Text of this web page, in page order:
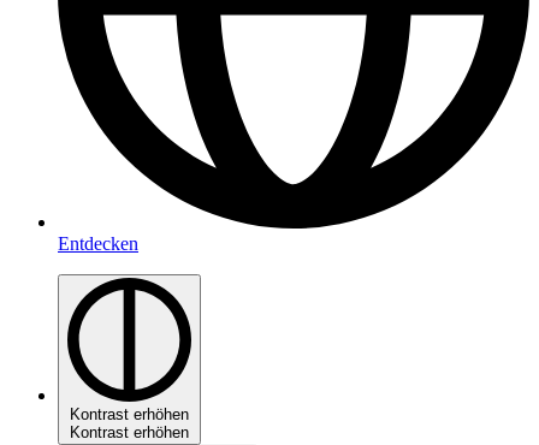
Entdecken
Kontrast erhöhen
Kontrast erhöhen